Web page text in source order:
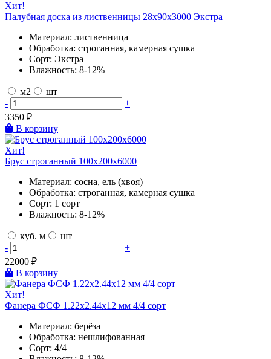
Хит!
Палубная доска из лиственницы 28х90х3000 Экстра
Материал: лиственница
Обработка: строганная, камерная сушка
Сорт: Экстра
Влажность: 8-12%
м2
шт
-
+
3350 ₽
В корзину
Хит!
Брус строганный 100х200х6000
Материал: сосна, ель (хвоя)
Обработка: строганная, камерная сушка
Сорт: 1 сорт
Влажность: 8-12%
куб. м
шт
-
+
22000 ₽
В корзину
Хит!
Фанера ФСФ 1.22х2.44х12 мм 4/4 сорт
Материал: берёза
Обработка: нешлифованная
Сорт: 4/4